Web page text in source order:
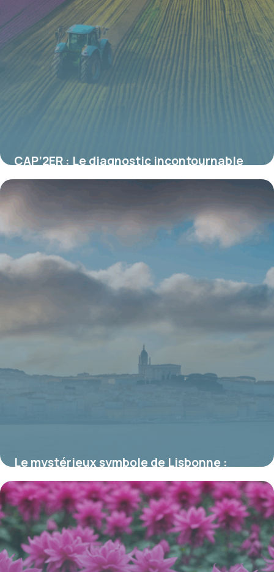
CAP’2ER : Le diagnostic incontournable
pour piloter la transition agroécologique
des exploitations
Le mystérieux symbole de Lisbonne :
corbeaux et navire, l’emblème fascinant
de la capitale portugaise
17 juin 2026